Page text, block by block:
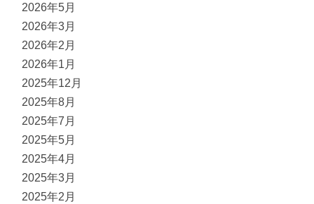
2026年5月
2026年3月
2026年2月
2026年1月
2025年12月
2025年8月
2025年7月
2025年5月
2025年4月
2025年3月
2025年2月